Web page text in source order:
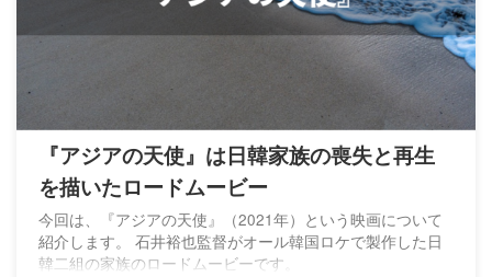
『アジアの天使』は日韓家族の喪失と再生
を描いたロードムービー
今回は、『アジアの天使』（2021年）という映画について
紹介します。 石井裕也監督がオール韓国ロケで製作した日
韓二組の家族のロードムービーです。